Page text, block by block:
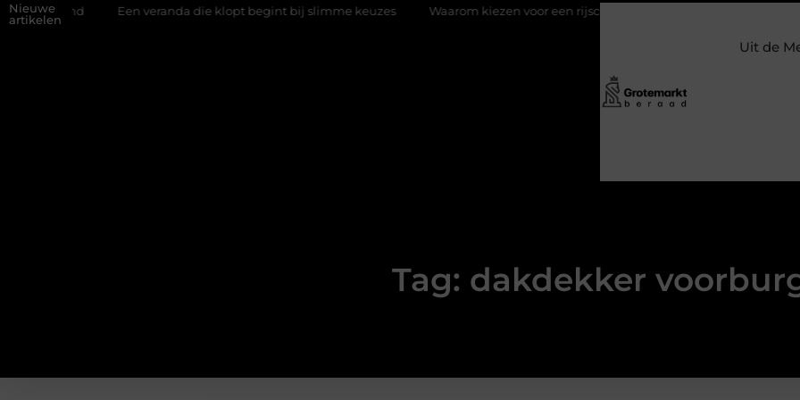
Nieuwe
artikelen
Een veranda die klopt begint bij slimme keuzes Waarom kiezen voor een rijschool in Utrecht?
Uit de
Tag: dakdekker